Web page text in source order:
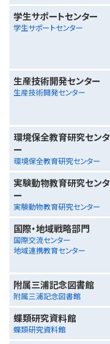
学生サポートセンター
学生サポートセンター
生産技術開発センター
生産技術開発センター
環境保全教育研究センタ
ー
環境保全教育研究センター
実験動物教育研究センタ
ー
実験動物教育研究センター
国際・地域戦略部門
国際交流センター
地域連携教育センター
附属三浦記念図書館
附属三浦記念図書館
蝶類研究資料館
蝶類研究資料館